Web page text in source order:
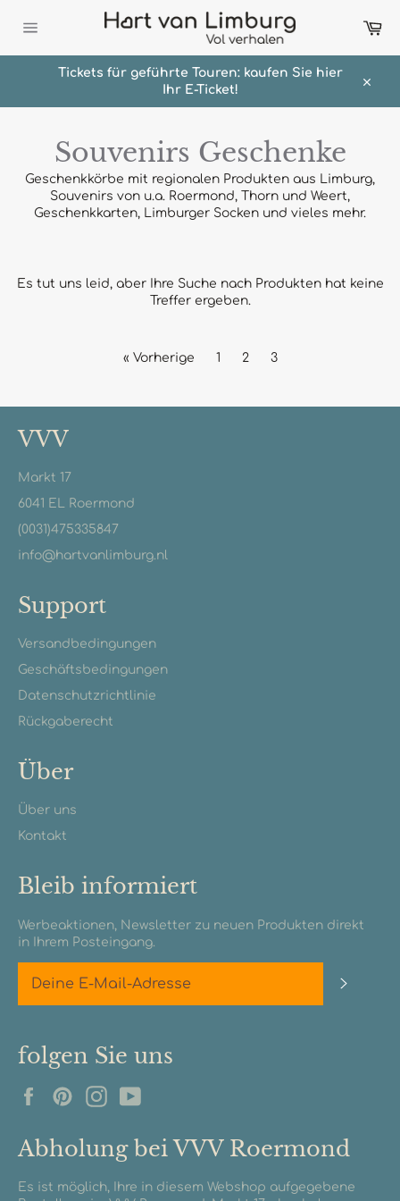
zum
Tickets für geführte Touren: kaufen Sie hier
Ihr E-Ticket!
Souvenirs Geschenke
Geschenkkörbe mit regionalen Produkten aus Limburg,
Souvenirs von u.a. Roermond, Thorn und Weert,
Geschenkkarten, Limburger Socken und vieles mehr.
Es tut uns leid, aber Ihre Suche nach Produkten hat keine
Treffer ergeben.
« Vorherige 1 2 3
VVV
Markt 17
6041 EL Roermond
(0031)475335847
info@hartvanlimburg.nl
Support
Versandbedingungen
Geschäftsbedingungen
Datenschutzrichtlinie
Rückgaberecht
Über
Über uns
Kontakt
Bleib informiert
Werbeaktionen, Newsletter zu neuen Produkten direkt
in Ihrem Posteingang.
folgen Sie uns
FacebookPinterestInstagram
Abholung bei VVV Roermond
Es ist möglich, Ihre in diesem Webshop aufgegebene